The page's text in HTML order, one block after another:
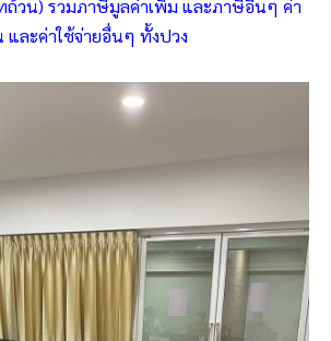
วน) รวมภาษีมูลค่าเพิ่ม และภาษีอื่นๆ ค่า
และค่าใช้จ่ายอื่นๆ ทั้งปวง